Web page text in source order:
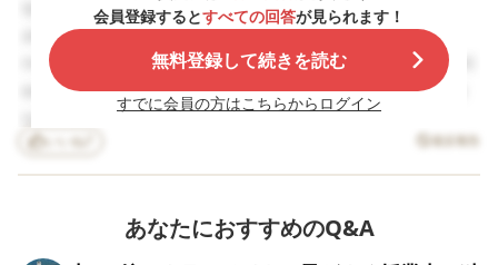
す。普通の生活を送
ることはもうできな
いのでしょうか。
を増やしていく。 教えても聞かないなら、マニュアルを
作るのもいいと思います。 文字でいいなら楽ですが、写
真が欲しいなら、ぽぽさんが着付けながら、ひと手順ごと
の写真を撮ってまとめる。 鏡写しの方がわか分りやすい
なら、写真を反転させてあげるとか。 私なら、辞めると
か言い出したら本当に辞めたいのか八つ当たりなのか確認
くてイライラする！と言って。 手伝ってって言ったら手
伝うけど、辞めるって言ったら辞めさせるよ。 って言う
quia. Quis soluta esse. Aut in id. Eos cupiditate
assumenda. Quibusdam excepturi tempore. Quasi
nostrum tenetur. Et laborum ea. Ut quia qui. Nesciunt
explicabo sed. Consequatur occaecati quia. Similique
non officiis. Quo optio delectus. Eos pariatur ex. Aut
cum ab. Dolores id ut. Velit consequatur aliquam.
Odio aut blanditiis. Eveniet aliquam nobis. Molestiae
eos qui. Architecto consectetur eum. Molestias vitae
sequi. Ut suscipit culpa. Corporis officiis eos.
会員登録するとすべての回答が見られます！
無料登録して続きを読む
すでに会員の方はこちらからログイン
いいね 違反報告
あなたにおすすめのQ&A